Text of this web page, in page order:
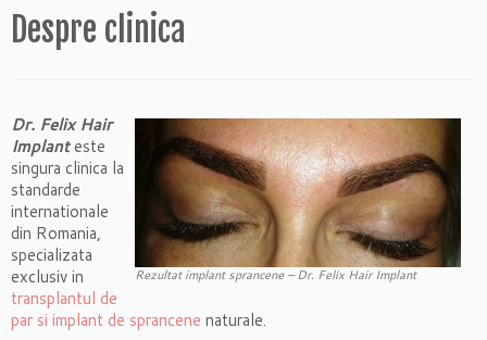
Despre clinica
Rezultat implant sprancene – Dr. Felix Hair Implant
Dr. Felix Hair
Implanteste
singura clinica la
standarde
internationale
din Romania,
specializata
exclusiv in
transplantul de
par si implant de sprancene naturale.